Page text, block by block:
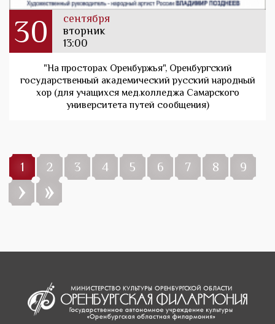
30
сентября
вторник
13:00
"На просторах Оренбуржья", Оренбургский
государственный академический русский народный
хор (для учащихся мед.колледжа Самарского
университета путей сообщения)
1 2 3 4 5 6 7 8 9
› »